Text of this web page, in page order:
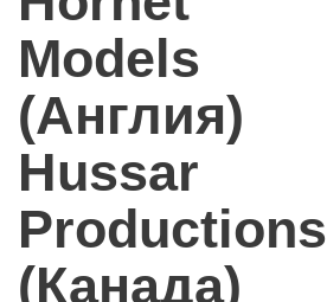
Models
(Англия)
Hussar
Productions
(Канада)